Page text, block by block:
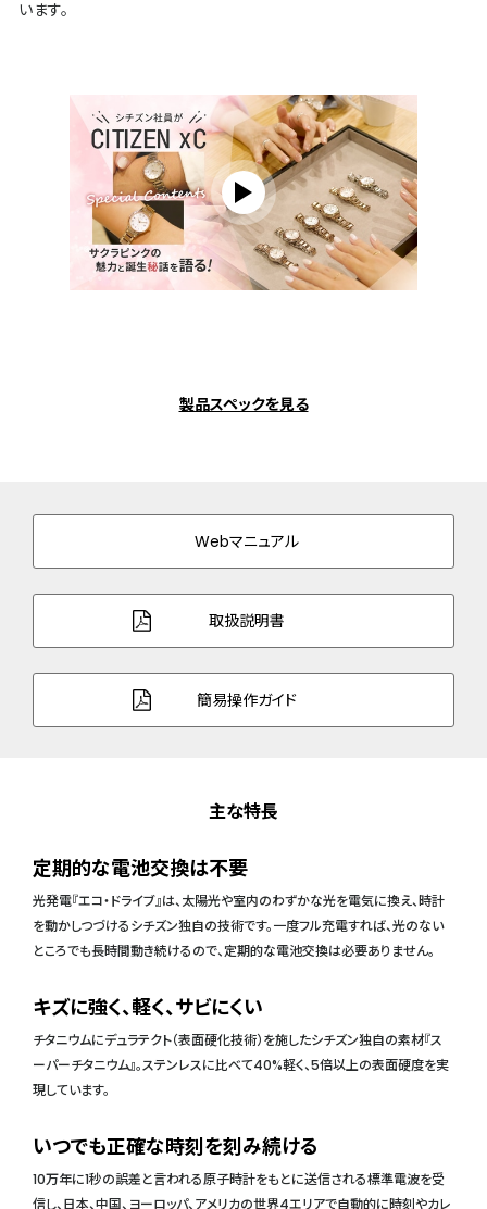
います。
製品スペックを見る
Webマニュアル
取扱説明書
簡易操作ガイド
主な特長
定期的な電池交換は不要
光発電『エコ・ドライブ』は、太陽光や室内のわずかな光を電気に換え、時計
を動かしつづけるシチズン独自の技術です。一度フル充電すれば、光のない
ところでも長時間動き続けるので、定期的な電池交換は必要ありません。
キズに強く、軽く、サビにくい
チタニウムにデュラテクト（表面硬化技術）を施したシチズン独自の素材『ス
ーパーチタニウム』。ステンレスに比べて40%軽く、5倍以上の表面硬度を実
現しています。
いつでも正確な時刻を刻み続ける
10万年に1秒の誤差と言われる原子時計をもとに送信される標準電波を受
信し、日本、中国、ヨーロッパ、アメリカの世界4エリアで自動的に時刻やカレ